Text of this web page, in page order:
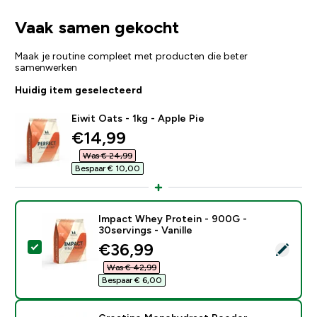
Vaak samen gekocht
Maak je routine compleet met producten die beter
samenwerken
Huidig item geselecteerd
Eiwit Oats - 1kg - Apple Pie
discounted price
€14,99‎
Was € 24,99‎
Bespaar € 10,00‎
Selecteer dit product - Impact Whey Protein - 900G
Impact Whey Protein - 900G -
30servings - Vanille
discounted price
€36,99‎
Was € 42,99‎
Bespaar € 6,00‎